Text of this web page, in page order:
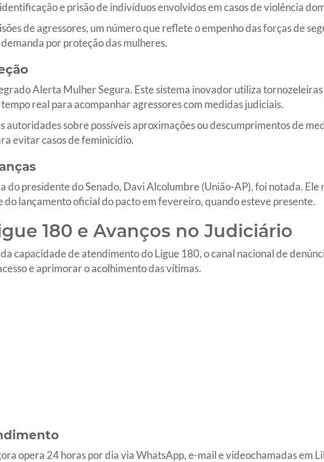
e prisão de indivíduos envolvidos em casos de violência
de agressores, um número que reflete o empenho das forças de
por proteção das mulheres.
Alerta Mulher Segura. Este sistema inovador utiliza
real para acompanhar agressores com medidas judiciais.
sobre possíveis aproximações ou descumprimentos de
evitar casos de feminicídio.
do presidente do Senado, Davi Alcolumbre (União-AP), foi notada. Ele
lançamento oficial do pacto em fevereiro, quando esteve presente.
180 e Avanços no Judiciário
capacidade de atendimento do Ligue 180, o canal nacional de
e aprimorar o acolhimento das vítimas.
opera 24 horas por dia via WhatsApp, e-mail e videochamadas em